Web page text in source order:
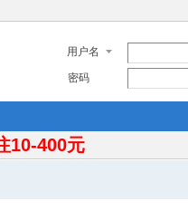
用户名
密码
10-400元